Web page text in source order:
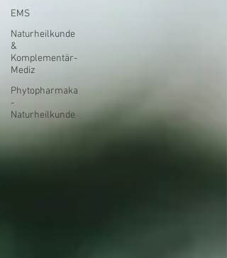
EMS
Naturheilkunde
&
Komplementär-
Mediz
Phytopharmaka
-
Naturheilkunde